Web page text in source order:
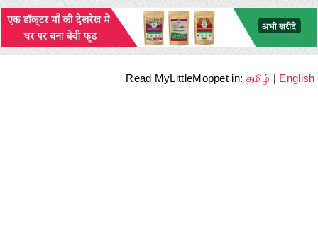
Read MyLittleMoppet in: தமிழ் | English